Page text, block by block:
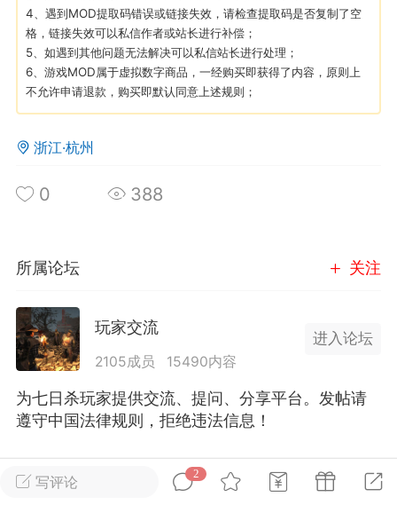
MOD下载 攻略教程 联机招募
大人
Lv.8
作弊模组的发布规范近期收到一些信息
环境，中文网特此发布以下声明，规范
模组的发布行为：1. *...
汉
72 2.21w
大人
Lv.8
写评论
2
4、遇到MOD提取码错误或链接失效，请检查提取码是否复制了空
格，链接失效可以私信作者或站长进行补偿；
5、如遇到其他问题无法解决可以私信站长进行处理；
6、游戏MOD属于虚拟数字商品，一经购买即获得了内容，原则上
不允许申请退款，购买即默认同意上述规则；
浙江·杭州
0 388
所属论坛 关注
玩家交流
2105成员 15490内容
进入论坛
为七日杀玩家提供交流、提问、分享平台。发帖请
遵守中国法律规则，拒绝违法信息！
全部 2 正序